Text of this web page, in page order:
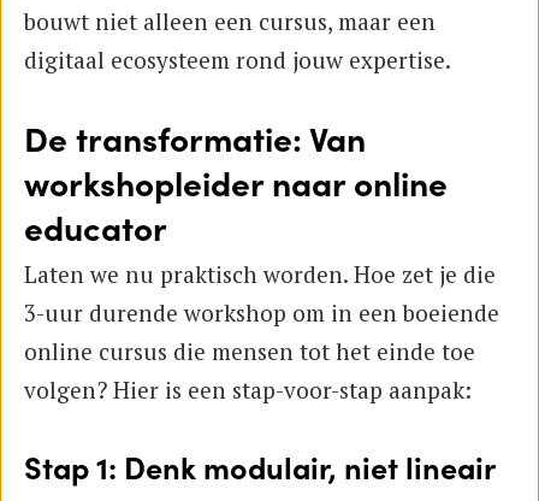
bouwt niet alleen een cursus, maar een
digitaal ecosysteem rond jouw expertise.
De transformatie: Van
workshopleider naar online
educator
Laten we nu praktisch worden. Hoe zet je die
3-uur durende workshop om in een boeiende
online cursus die mensen tot het einde toe
volgen? Hier is een stap-voor-stap aanpak:
Stap 1: Denk modulair, niet lineair